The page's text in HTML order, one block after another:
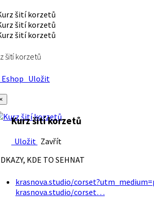
šití korzetů
Uložit
Kurz šití korzetů
Uložit Zavřít
KDE TO SEHNAT
krasnova.studio/
krasnova.studio/corset…